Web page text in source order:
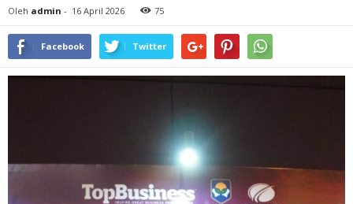
Oleh admin - 16 April 2026 75
Facebook Twitter